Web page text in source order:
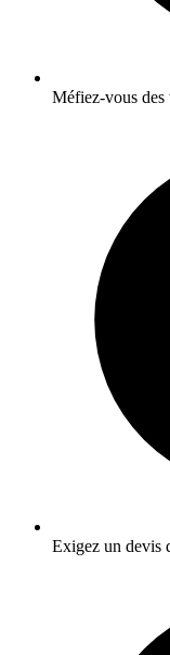
Méfiez-vous des
Exigez un devis